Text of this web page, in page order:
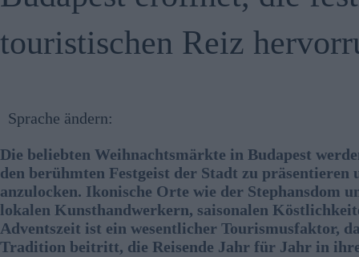
touristischen Reiz
Sprache ändern:
Die beliebten Weihnachtsmärkte in Budapest
den berühmten Festgeist der Stadt zu
anzulocken. Ikonische Orte wie der Stephansdom
lokalen Kunsthandwerkern, saisonalen
Adventszeit ist ein wesentlicher Tourismusfaktor,
Tradition beitritt, die Reisende Jahr für Jahr in